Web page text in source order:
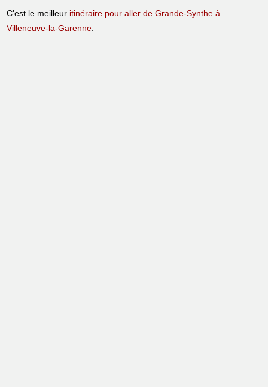
C'est le meilleur itinéraire pour aller de Grande-Synthe à
Villeneuve-la-Garenne.